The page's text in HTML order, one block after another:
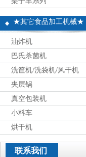
★其它食品加工机械★
油炸机
巴氏杀菌机
洗筐机/洗袋机/风干机
夹层锅
真空包装机
小料车
烘干机
联系我们